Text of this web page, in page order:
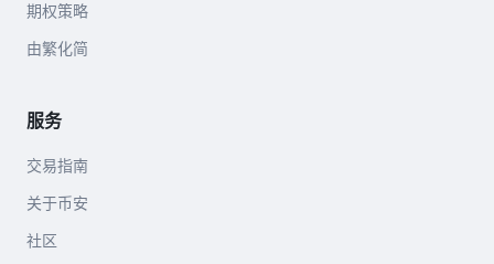
期权策略
由繁化简
服务
交易指南
关于币安
社区